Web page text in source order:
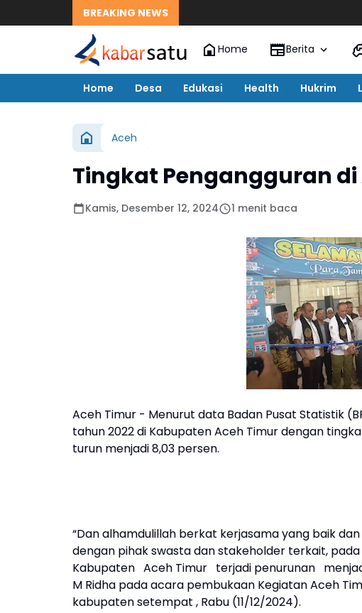
BREAKING NEWS
Home Berita
Home Desa Edukasi Health Hukrim
Aceh
Tingkat Pengangguran di
Kamis, Desember 12, 2024 1 menit baca
Aceh Timur - Menurut data Badan Pusat Statistik
tahun 2022 di Kabupaten Aceh Timur dengan
turun menjadi 8,03 persen.
“Dan alhamdulillah berkat kerjasama yang baik
dengan pihak swasta dan stakeholder terkait,
Kabupaten Aceh Timur terjadi penurunan
M Ridha pada acara pembukaan Kegiatan Aceh
kabupaten setempat , Rabu (11/12/2024).